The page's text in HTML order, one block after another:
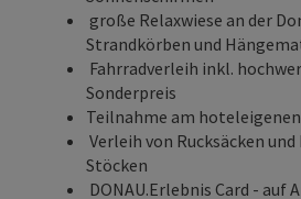
große Relaxwiese an der
Strandkörben und
Fahrradverleih inkl.
Sonderpreis
Teilnahme am
Verleih von Rucksäcken
Stöcken
DONAU.Erlebnis Card - auf